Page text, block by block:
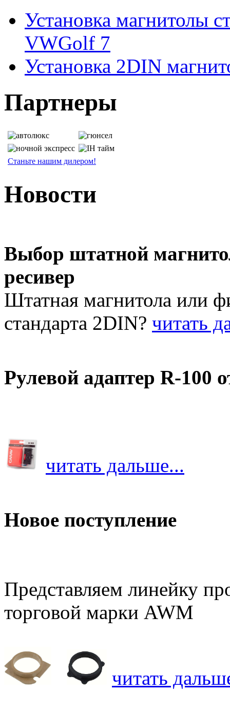
Установка магнитолы
VWGolf 7
Установка 2DIN
Партнеры
Станьте нашим дилером!
Новости
Выбор штатной
ресивер
Штатная магнитола или
стандарта 2DIN? читать
Рулевой адаптер R-100
читать дальше...
Новое поступление
Представляем линейку
торговой марки AWM
читать